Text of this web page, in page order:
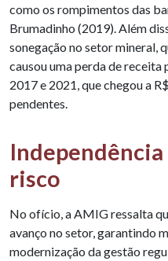
como os rompimentos das
Brumadinho (2019). Além
sonegação no setor mineral,
causou uma perda de
2017 e 2021, que chegou a
pendentes.
risco
No ofício, a AMIG ressalta
avanço no setor, garantindo
modernização da gestão